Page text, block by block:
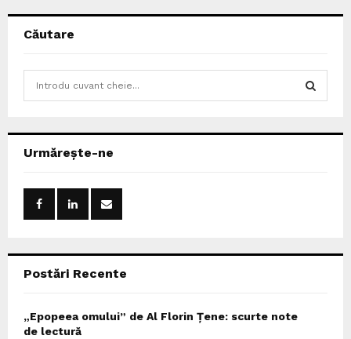
Căutare
h
Urmărește-ne
Postări Recente
„Epopeea omului” de Al Florin Țene: scurte note
de lectură